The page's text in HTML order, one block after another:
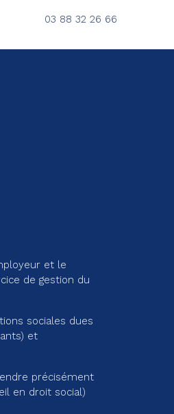
03 88 32 26 66
et le
de gestion du
sociales dues
et
précisément
en droit social)